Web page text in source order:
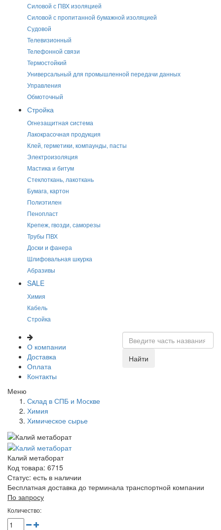
Силовой с ПВХ изоляцией
Силовой с пропитанной бумажной изоляцией
Судовой
Телевизионный
Телефонной связи
Термостойкий
Универсальный для промышленной передачи данных
Управления
Обмоточный
Стройка
Огнезащитная система
Лакокрасочная продукция
Клей, герметики, компаунды, пасты
Электроизоляция
Мастика и битум
Стеклоткань, лакоткань
Бумага, картон
Полиэтилен
Пенопласт
Крепеж, гвозди, саморезы
Трубы ПВХ
Доски и фанера
Шлифовальная шкурка
Абразивы
SALE
Химия
Кабель
Стройка
О компании
Доставка
Оплата
Контакты
Найти
Меню
Склад в СПБ и Москве
Химия
Химическое сырье
Калий метаборат
Код товара: 6715
Статус: есть в наличии
Бесплатная доставка до терминала транспортной компании
По запросу
Количество: